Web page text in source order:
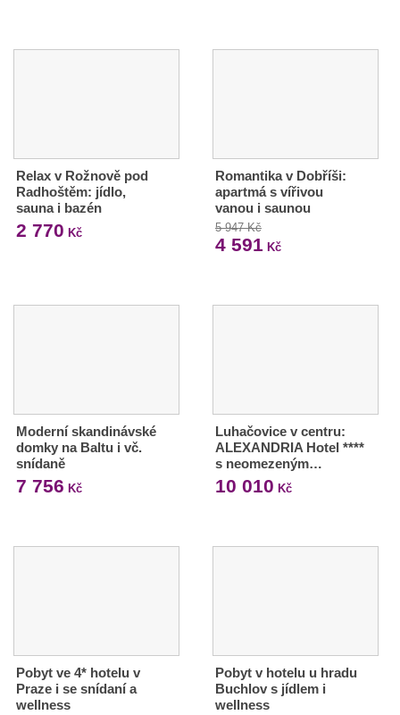
Relax v Rožnově pod
Radhoštěm: jídlo,
sauna i bazén
2 770 Kč
Romantika v Dobříši:
apartmá s vířivou
vanou i saunou
5 947 Kč
4 591 Kč
Moderní skandinávské
domky na Baltu i vč.
snídaně
7 756 Kč
Luhačovice v centru:
ALEXANDRIA Hotel ****
s neomezeným…
10 010 Kč
Pobyt ve 4* hotelu v
Praze i se snídaní a
wellness
Pobyt v hotelu u hradu
Buchlov s jídlem i
wellness